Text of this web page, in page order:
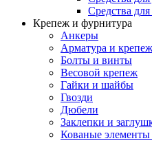
Средства
Крепеж и фурнитура
Анкеры
Арматура и
Болты и винты
Весовой крепеж
Гайки и шайбы
Гвозди
Дюбели
Заклепки и
Кованые элементы